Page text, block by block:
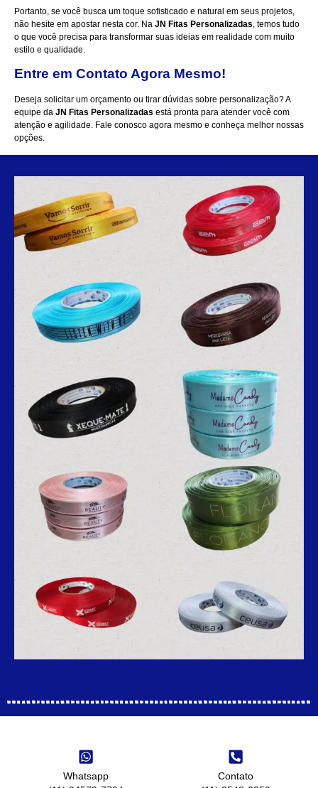
Portanto, se você busca um toque sofisticado e natural em seus projetos,
não hesite em apostar nesta cor. Na JN Fitas Personalizadas, temos tudo
o que você precisa para transformar suas ideias em realidade com muito
estilo e qualidade.
Entre em Contato Agora Mesmo!
Deseja solicitar um orçamento ou tirar dúvidas sobre personalização? A
equipe da JN Fitas Personalizadas está pronta para atender você com
atenção e agilidade. Fale conosco agora mesmo e conheça melhor nossas
opções.
Whatsapp
Contato